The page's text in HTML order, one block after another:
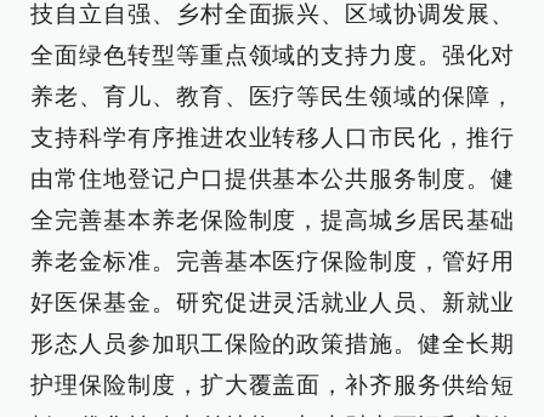
技自立自强、乡村全面振兴、区域协调发展、
全面绿色转型等重点领域的支持力度。强化对
养老、育儿、教育、医疗等民生领域的保障，
支持科学有序推进农业转移人口市民化，推行
由常住地登记户口提供基本公共服务制度。健
全完善基本养老保险制度，提高城乡居民基础
养老金标准。完善基本医疗保险制度，管好用
好医保基金。研究促进灵活就业人员、新就业
形态人员参加职工保险的政策措施。健全长期
护理保险制度，扩大覆盖面，补齐服务供给短